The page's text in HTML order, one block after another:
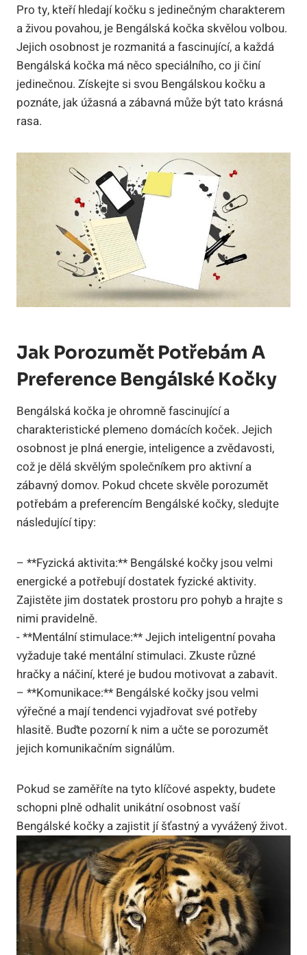
Pro ty, kteří hledají kočku s jedinečným charakterem
a ⁤živou povahou, je Bengálská kočka skvělou volbou.
Jejich osobnost je rozmanitá a fascinující, a každá
Bengálská kočka má něco speciálního, co ji činí
jedinečnou. Získejte si svou Bengálskou kočku​ a
poznáte, jak úžasná ⁣a zábavná může ​být tato krásná
⁤rasa.
Jak Porozumět⁣ Potřebám A
Preference​ Bengálské Kočky
Bengálská kočka je ohromně fascinující a
charakteristické⁤ plemeno domácích koček. Jejich
osobnost⁤ je⁢ plná⁤ energie, inteligence⁢ a zvědavosti,
což je dělá skvělým společníkem pro ​aktivní a
zábavný domov. Pokud chcete skvěle porozumět
potřebám a ⁣preferencím Bengálské kočky, sledujte
následující tipy:
– **Fyzická aktivita:** Bengálské kočky ​jsou velmi
energické a ⁢potřebují dostatek⁣ fyzické⁤ aktivity.
Zajistěte jim dostatek prostoru pro ⁣pohyb a ​hrajte s
nimi pravidelně.
-⁤ **Mentální stimulace:** Jejich inteligentní povaha
vyžaduje ⁢také mentální stimulaci. Zkuste různé
hračky a náčiní,⁢ které je budou‌ motivovat a zabavit.
– **Komunikace:** Bengálské kočky jsou velmi⁤
výřečné a mají tendenci vyjadřovat⁣ své potřeby
hlasitě. ⁢Buďte pozorní k nim a učte se porozumět‌
jejich komunikačním ​signálům.
Pokud ‍se‌ zaměříte na tyto klíčové aspekty, budete
schopni plně odhalit unikátní⁤ osobnost vaší ​
Bengálské kočky a zajistit⁢ jí šťastný a vyvážený ⁢život.